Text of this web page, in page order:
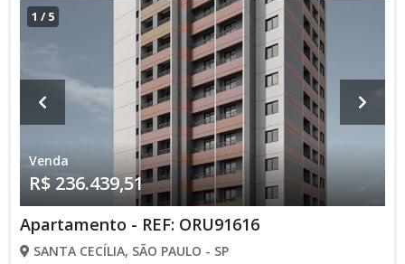
1 /5
Venda
R$ 236.439,51
Apartamento - REF: ORU91616
SANTA CECÍLIA, SÃO PAULO - SP